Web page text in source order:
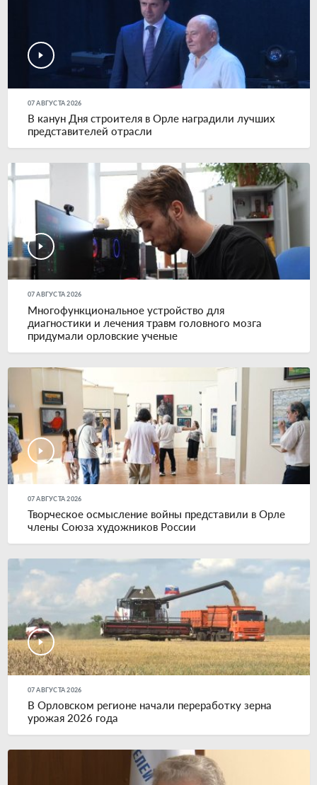
07 АВГУСТА 2026
В канун Дня строителя в Орле наградили лучших
представителей отрасли
07 АВГУСТА 2026
Многофункциональное устройство для
диагностики и лечения травм головного мозга
придумали орловские ученые
07 АВГУСТА 2026
Творческое осмысление войны представили в Орле
члены Союза художников России
07 АВГУСТА 2026
В Орловском регионе начали переработку зерна
урожая 2026 года